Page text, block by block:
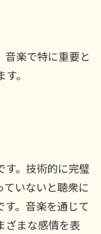
音楽で特に重要と
。
す。技術的に完璧
いないと聴衆に
。音楽を通じて
ざまな感情を表